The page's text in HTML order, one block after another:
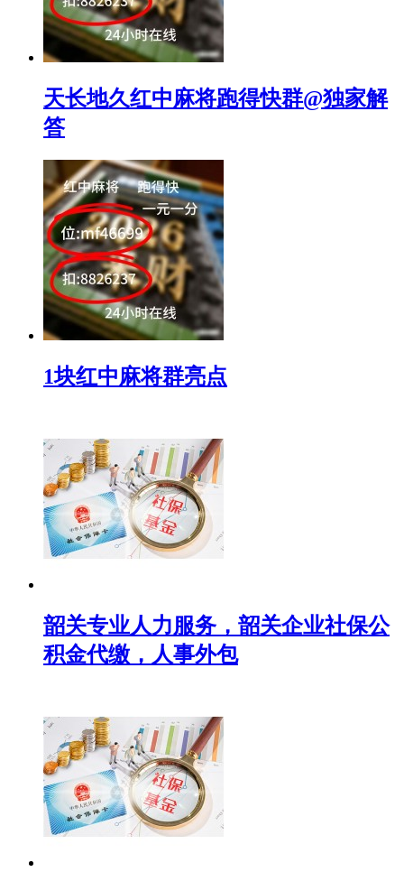
天长地久红中麻将跑得快群@独家解
答
1块红中麻将群亮点
韶关专业人力服务，韶关企业社保公
积金代缴，人事外包